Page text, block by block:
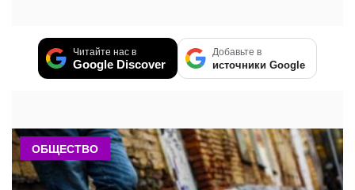
Читайте нас в
Google Discover
Добавьте в
источники Google
ОБЩЕСТВО